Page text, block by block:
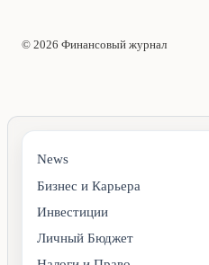
© 2026 Финансовый журнал
News
Бизнес и Карьера
Инвестиции
Личный Бюджет